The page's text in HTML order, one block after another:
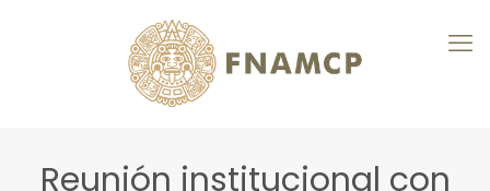
Reunión institucional con